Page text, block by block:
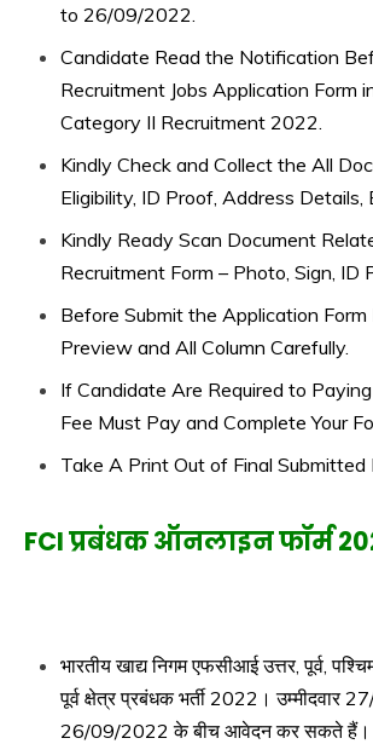
to 26/09/2022.
Candidate Read the Notification
Recruitment Jobs Application Form
Category II Recruitment 2022.
Kindly Check and Collect the All
Eligibility, ID Proof, Address Details,
Kindly Ready Scan Document
Recruitment Form – Photo, Sign, ID
Before Submit the Application
Preview and All Column Carefully.
If Candidate Are Required to
Fee Must Pay and Complete Your
Take A Print Out of Final Submitted
FCI प्रबंधक ऑनलाइन फॉर्म
भारतीय खाद्य निगम एफसीआई उत्तर, पूर्व,
पूर्व क्षेत्र प्रबंधक भर्ती 2022। उम्मीदवार
26/09/2022 के बीच आवेदन कर सकते हैं।